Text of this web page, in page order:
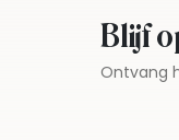
Blijf
Ontvang